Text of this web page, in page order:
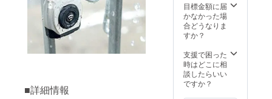
■詳細情報
目標金額に届
かなかった場
合どうなりま
すか？
支援で困った
時はどこに相
談したらいい
ですか？